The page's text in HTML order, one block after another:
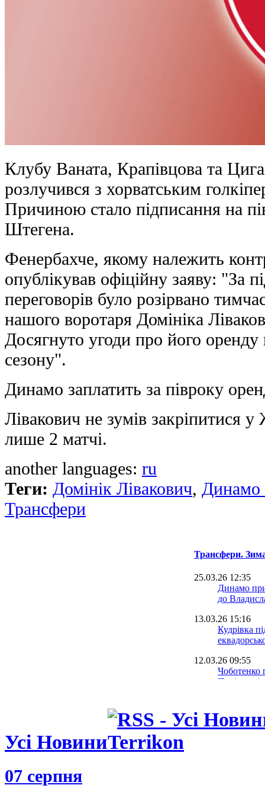
Клубу Ваната, Крапівцова та
розлучився з хорватським
Причиною стало підписання на
Штегена.
Фенербахче, якому належить
опублікував офіційну заяву: "За
переговорів було розірвано
нашого воротаря Домініка
Досягнуто угоди про його
сезону".
Динамо заплатить за півроку
Лівакович не зумів закріпитися
лише 2 матчі.
another languages: ru
Теги: Домінік Лівакович, Динамо
Трансфери
Трансфери.
25.03.26 12:35
Динамо
до
13.03.26 15:16
Кудрівка
12.03.26 09:55
Чоботенко
Поліссям
Зимове
закрито,
Усі Новини
07 серпня